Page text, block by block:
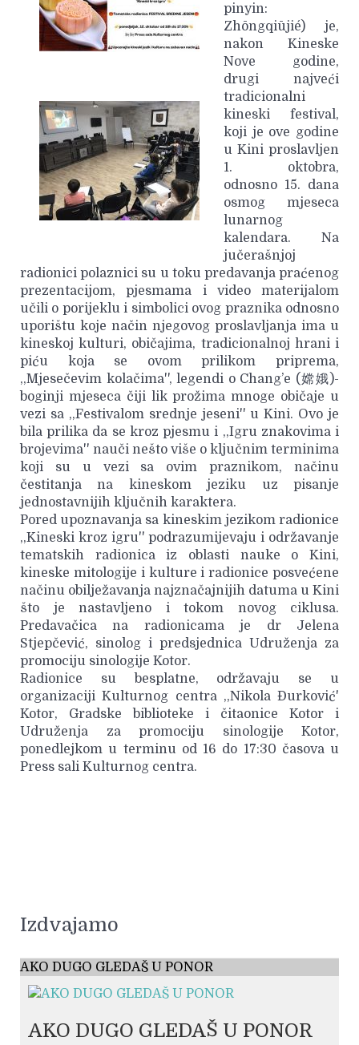
pinyin:
Zhōngqiūjié) je,
nakon Kineske
Nove godine,
drugi najveći
tradicionalni
kineski festival,
koji je ove godine
u Kini proslavljen
1. oktobra,
odnosno 15. dana
osmog mjeseca
lunarnog
kalendara. Na
jučerašnjoj
radionici polaznici su u toku predavanja praćenog
prezentacijom, pjesmama i video materijalom
učili o porijeklu i simbolici ovog praznika odnosno
uporištu koje način njegovog proslavljanja ima u
kineskoj kulturi, običajima, tradicionalnoj hrani i
piću koja se ovom prilikom priprema,
,,Mjesečevim kolačima'', legendi o Chang’e (嫦娥)-
boginji mjeseca čiji lik prožima mnoge običaje u
vezi sa ,,Festivalom srednje jeseni'' u Kini. Ovo je
bila prilika da se kroz pjesmu i ,,Igru znakovima i
brojevima'' nauči nešto više o ključnim terminima
koji su u vezi sa ovim praznikom, načinu
čestitanja na kineskom jeziku uz pisanje
jednostavnijih ključnih karaktera.
Pored upoznavanja sa kineskim jezikom radionice
,,Kineski kroz igru'' podrazumijevaju i održavanje
tematskih radionica iz oblasti nauke o Kini,
kineske mitologije i kulture i radionice posvećene
načinu obilježavanja najznačajnijih datuma u Kini
što je nastavljeno i tokom novog ciklusa.
Predavačica na radionicama je dr Jelena
Stjepčević, sinolog i predsjednica Udruženja za
promociju sinologije Kotor.
Radionice su besplatne, održavaju se u
organizaciji Kulturnog centra ,,Nikola Đurković'
Kotor, Gradske biblioteke i čitaonice Kotor i
Udruženja za promociju sinologije Kotor,
ponedlejkom u terminu od 16 do 17:30 časova u
Press sali Kulturnog centra.
Izdvajamo
AKO DUGO GLEDAŠ U PONOR
AKO DUGO GLEDAŠ U PONOR